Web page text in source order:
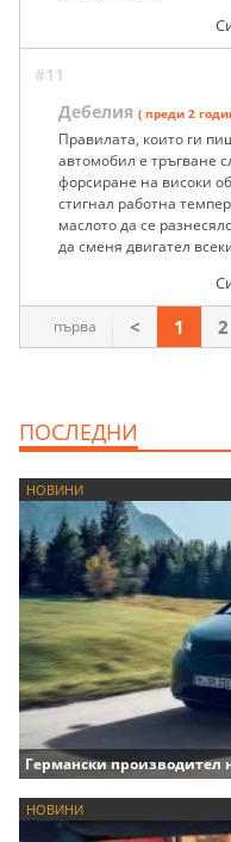
#11
Дебелия ( преди 2
Правилата, които ги
автомобил е тръгване
форсиране на високи
стигнал работна
маслото да се
да сменя двигател
първа < 1 2
ПОСЛЕДНИ
НОВИНИ
Германски производител
НОВИНИ